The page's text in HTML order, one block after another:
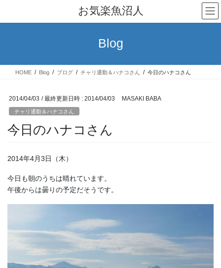
テ
ス
ゲ
ン
お気楽魚沼人
Blog
HOME Blog ブログ チャリ通勤＆ハナコさん 今日のハナコさん
2014/04/03 / 最終更新日時 : 2014/04/03 MASAKI BABA
チャリ通勤＆ハナコさん
今日のハナコさん
2014年4月3日（木）
今日も朝のうちは晴れています。
午後からは曇りの予定だそうです。